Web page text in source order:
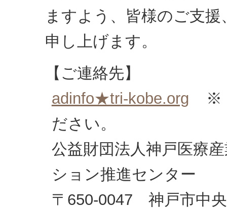
ますよう、皆様のご支
申し上げます。
【ご連絡先】
adinfo★tri-kobe.org
※
ださい。
公益財団法人神戸医療
ション推進センター
〒650-0047 神戸市中